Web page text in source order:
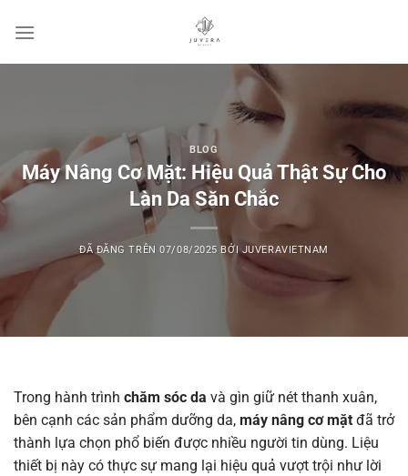
đến
BLOG
Máy Nâng Cơ Mặt: Hiệu Quả Thật Sự Cho
Làn Da Săn Chắc
ĐÃ ĐĂNG TRÊN07/08/2025 BỞI JUVERAVIETNAM
Trong hành trình chăm sóc da và gìn giữ nét thanh xuân,
bên cạnh các sản phẩm dưỡng da, máy nâng cơ mặt đã trở
thành lựa chọn phổ biến được nhiều người tin dùng. Liệu
thiết bị này có thực sự mang lại hiệu quả vượt trội như lời